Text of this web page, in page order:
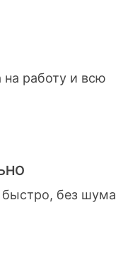
на работу и всю
без шума